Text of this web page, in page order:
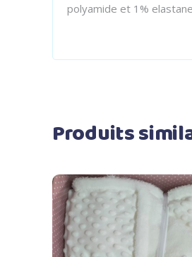
polyamide et 1%
Produits